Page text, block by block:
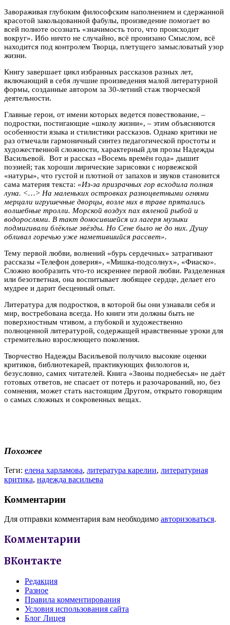
Завораживая глубоким философским наполнением и сдержанной
красотой закольцованной фабулы, произведение помогает во
всей полноте осознать «значимость того, что происходит
вокруг». Ибо ничто не случайно, всё пронизано Смыслом, всё
находится под контролем Творца, плетущего замысловатый узор
жизни.
Книгу завершает цикл избранных рассказов разных лет,
включающий в себя лучшие произведения малой литературной
формы, созданные автором за 30-летний стаж творческой
деятельности.
Главные герои, от имени которых ведется повествование, –
подростки, постигающие «школу жизни», – этим объясняются
особенности языка и стилистики рассказов. Однако критики не
раз отмечали гармоничный синтез педагогической простоты и
художественной сложности, характерный для прозы Надежды
Васильевой. Вот и рассказ «Восемь времён года» дышит
поэзией; так хороши лирические зарисовки с норвежской
«натуры», что густой и плотной от запахов и звуков становится
сама материя текста: «Из-за призрачных гор всходила полная
луна. ˂…˃ На маленьких островках разноцветными огнями
мерцали игрушечные дворцы, возле них в траве прятались
волшебные тролли. Морской воздух пах вяленой рыбой и
водорослями. В такт доносившейся из лагеря музыки
подмигивали блёклые звёзды. Но Сене было не до них. Душу
обливал горечью уже наметившийся рассвет».
Тему первой любви, волнений «бурь сердечных» затрагивают
рассказы «Телефон доверия», «Мишка-подсолнух», «Фиаско».
Сложно вообразить что-то искреннее первой любви. Разделенная
или безответная, она воспитывает любящее сердце, делает его
мудрее и дарит бесценный опыт.
Литература для подростков, в которой бы они узнавали себя и
мир, востребована всегда. Но книги эти должны быть не
поверхностным чтивом, а глубокой и художественно
полноценной литературой, содержащей нравственные уроки для
стремительно взрослеющего поколения.
Творчество Надежды Васильевой получило высокие оценки
критиков, библиотекарей, практикующих филологов и,
безусловно, самих читателей. Книга «Звоны поднебесья» не даёт
готовых ответов, не спасает от потерь и разочарований, но, без
сомнения, может стать настоящим Другом, открыто говорящим
о самых сложных и сокровенных вещах.
Похожее
Теги: елена харламова, литература карелии, литературная
критика, надежда васильева
Комментарии
Для отправки комментария вам необходимо авторизоваться.
Комментарии
ВКонтакте
Редакция
Разное
Правила комментирования
Условия использования сайта
Блог Лицея